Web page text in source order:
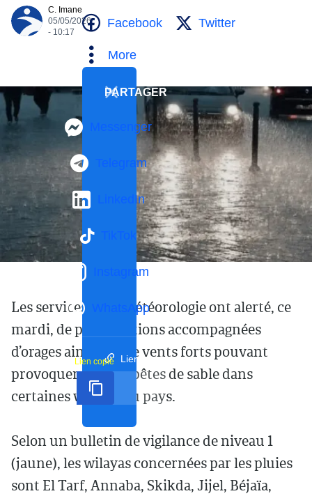
C. Imane
05/05/2026
- 10:17
Facebook Twitter
More
PARTAGER
Messenger
Telegram
LinkedIn
TikTok
Instagram
WhatsApp
Lien court
Lien copié
Les services de la météorologie ont alerté, ce
mardi, de précipitations accompagnées
d’orages ainsi que de vents forts pouvant
provoquer des tempêtes de sable dans
certaines wilayas du pays.
Selon un bulletin de vigilance de niveau 1
(jaune), les wilayas concernées par les pluies
sont El Tarf, Annaba, Skikda, Jijel, Béjaïa,